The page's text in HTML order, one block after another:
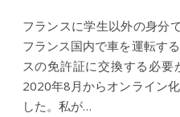
フランスに学生以外の身分で1年以上長期滞在する場合、
フランス国内で車を運転す
スの免許証に交換する必要
2020年8月からオンライン
した。私が…